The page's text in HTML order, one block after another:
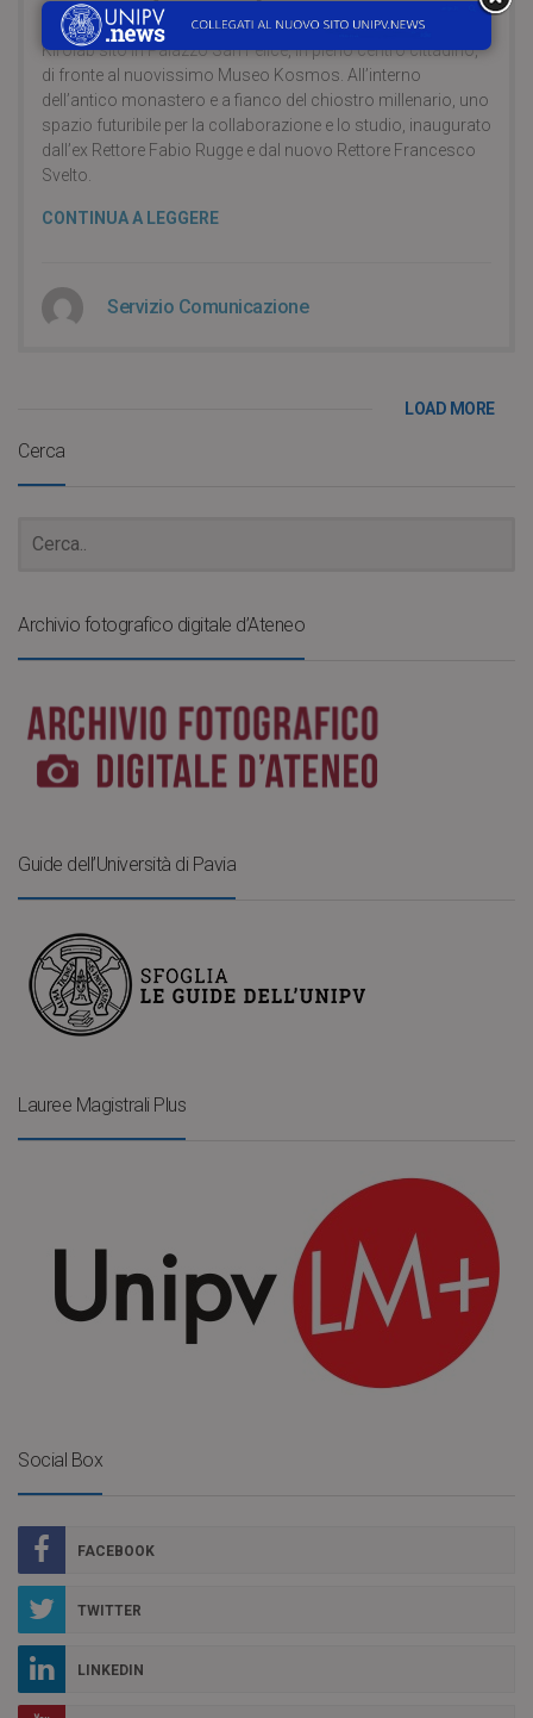
Un ponte tra Storia e Futuro: questo è KLF, il nuovo
Kirolab sito in Palazzo San Felice, in pieno centro cittadino,
di fronte al nuovissimo Museo Kosmos. All’interno
dell’antico monastero e a fianco del chiostro millenario, uno
spazio futuribile per la collaborazione e lo studio, inaugurato
dall’ex Rettore Fabio Rugge e dal nuovo Rettore Francesco
Svelto.
CONTINUA A LEGGERE
Servizio Comunicazione
LOAD MORE
Cerca
Archivio fotografico digitale d’Ateneo
Guide dell’Università di Pavia
Lauree Magistrali Plus
Social Box
FACEBOOK
TWITTER
LINKEDIN